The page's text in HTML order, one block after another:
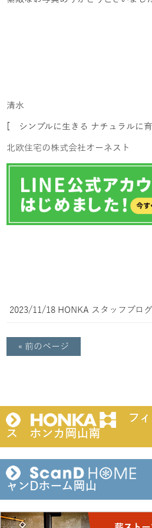
清水
[ シンプルに生きる ナチュラルに
北欧住宅の株式会社オーネスト
2023/11/18 HONKA スタッフブログ
« 前のページ
フ
ス ホンカ岡山南
ャンDホーム岡山